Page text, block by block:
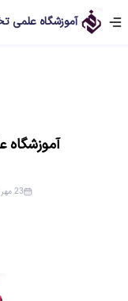
آموزشگاه
23 مهر 1404، ساعت 16:09